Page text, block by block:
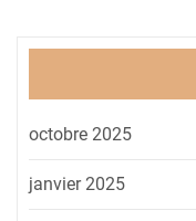
octobre 2025
janvier 2025